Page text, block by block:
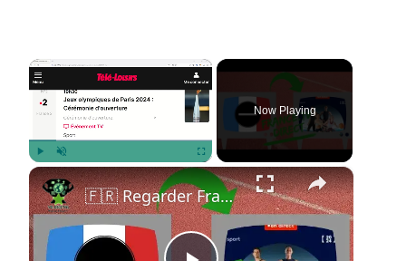
×
Play Unmute Fullscreen
Now Playing
×
🇫🇷 Regarder France TV et les Jeux Olympiques de Paris 2024 depuis l'Étranger Gratuitement ! 📺🏅